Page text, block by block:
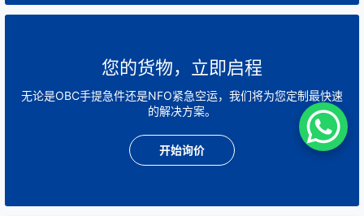
您的货物，立即启程
无论是OBC手提急件还是NFO紧急空运，我们将为您定制最快速
的解决方案。
开始询价